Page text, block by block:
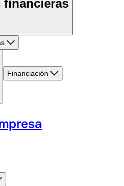
financieras
Financiación